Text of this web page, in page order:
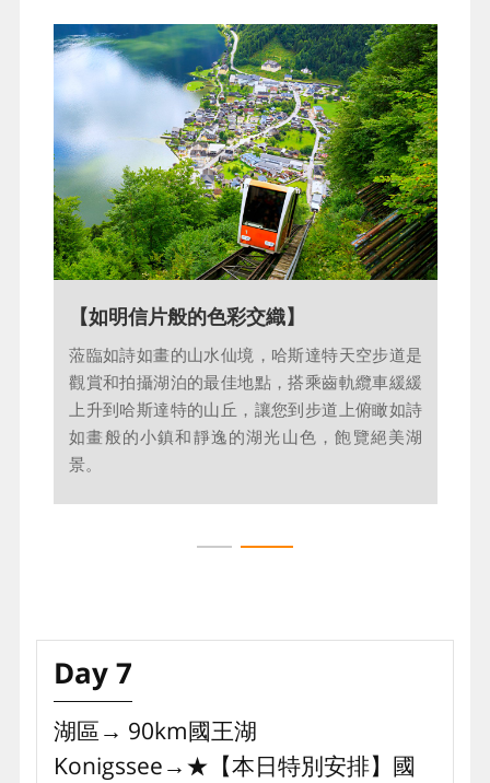
【走進人間仙境～哈爾斯塔特】
走進薩爾茲卡默古特湖區，阿爾卑斯山峰覆蓋閃
爍銀光的皚皚白雪，與翡翠湖泊交織成如畫風
景。1997年被列為世界文化遺產的哈爾斯塔特，
是湖區最迷人的湖畔小鎮；木屋倒映湖面、教堂
鐘聲迴盪，天鵝悠游山水間，舉起快門按下在湖
【如明信片般的色彩交織】
蒞臨如詩如畫的山水仙境，哈斯達特天空步道是
觀賞和拍攝湖泊的最佳地點，搭乘齒軌纜車緩緩
上升到哈斯達特的山丘，讓您到步道上俯瞰如詩
如畫般的小鎮和靜逸的湖光山色，飽覽絕美湖
景。
Day 7
湖區→ 90km國王湖
Konigssee→★【本日特別安排】國